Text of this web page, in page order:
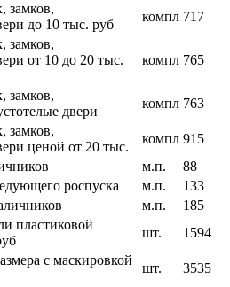
замков,
до 10 тыс. руб
компл 717
замков,
от 10 до 20 тыс.
компл 765
замков,
двери
компл 763
замков,
ценой от 20 тыс.
компл 915
м.п.
88
роспуска
м.п.
133
м.п.
185
пластиковой
шт.
1594
с маскировкой
шт.
3535